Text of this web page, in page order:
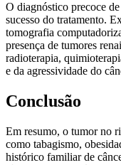
O diagnóstico precoce
sucesso do tratamento.
tomografia
presença de tumores
radioterapia,
e da agressividade do
Conclusão
Em resumo, o tumor no
como tabagismo,
histórico familiar de